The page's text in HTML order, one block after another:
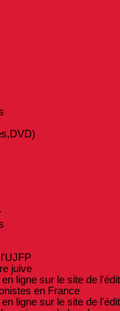
juive
ligne sur le site de
en France
ligne sur le site de